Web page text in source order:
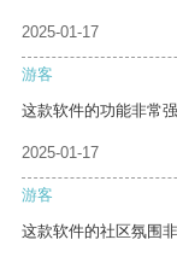
2025-01-17
游客
这款软件的功能非常
2025-01-17
游客
这款软件的社区氛围